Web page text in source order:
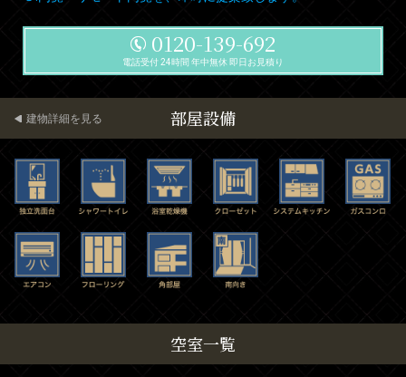
0120-139-692
電話受付 24時間 年中無休 即日お見積り
部屋設備
建物詳細を見る
空室一覧